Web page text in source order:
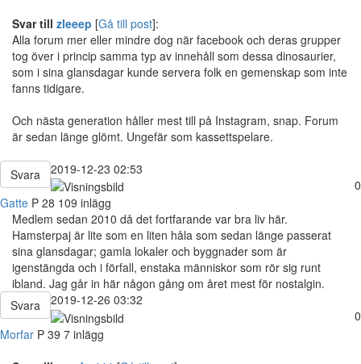
Svar till zleeep [Gå till post]:
Alla forum mer eller mindre dog när facebook och deras grupper
tog över i princip samma typ av innehåll som dessa dinosaurier,
som i sina glansdagar kunde servera folk en gemenskap som inte
fanns tidigare.
Och nästa generation håller mest till på Instagram, snap. Forum
är sedan länge glömt. Ungefär som kassettspelare.
Svara
2019-12-23 02:53
0
Gatte P 28 109 inlägg
Medlem sedan 2010 då det fortfarande var bra liv här.
Hamsterpaj är lite som en liten håla som sedan länge passerat
sina glansdagar; gamla lokaler och byggnader som är
igenstängda och i förfall, enstaka människor som rör sig runt
ibland. Jag går in här någon gång om året mest för nostalgin.
Svara
2019-12-26 03:32
0
Morfar P 39 7 inlägg